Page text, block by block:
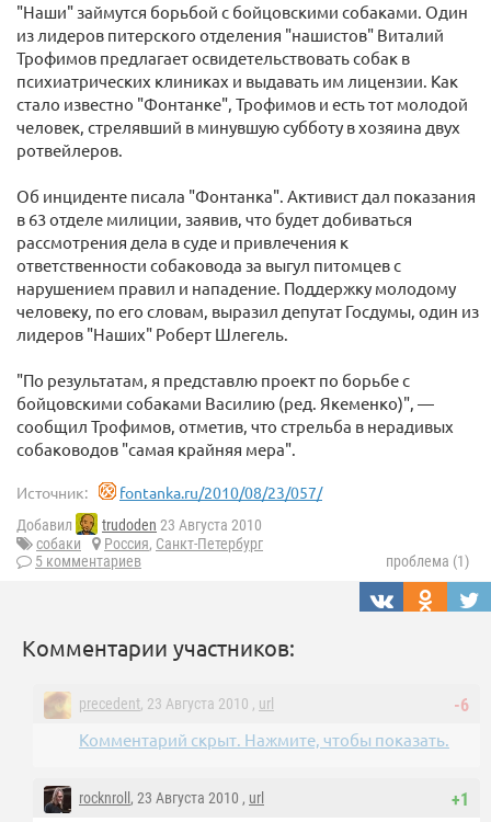
"Наши" займутся борьбой с бойцовскими собаками. Один
из лидеров питерского отделения "нашистов" Виталий
Трофимов предлагает освидетельствовать собак в
психиатрических клиниках и выдавать им лицензии. Как
стало известно "Фонтанке", Трофимов и есть тот молодой
человек, стрелявший в минувшую субботу в хозяина двух
ротвейлеров.
Об инциденте писала "Фонтанка". Активист дал показания
в 63 отделе милиции, заявив, что будет добиваться
рассмотрения дела в суде и привлечения к
ответственности собаковода за выгул питомцев с
нарушением правил и нападение. Поддержку молодому
человеку, по его словам, выразил депутат Госдумы, один из
лидеров "Наших" Роберт Шлегель.
"По результатам, я представлю проект по борьбе с
бойцовскими собаками Василию (ред. Якеменко)", —
сообщил Трофимов, отметив, что стрельба в нерадивых
собаководов "самая крайняя мера".
Источник: fontanka.ru/2010/08/23/057/
Добавил trudoden 23 Августа 2010
собаки
Россия, Санкт-Петербург
5 комментариев
проблема (1)
Комментарии участников:
-6
precedent, 23 Августа 2010 , url
Комментарий скрыт. Нажмите, чтобы показать.
+1
rocknroll , 23 Августа 2010 , url